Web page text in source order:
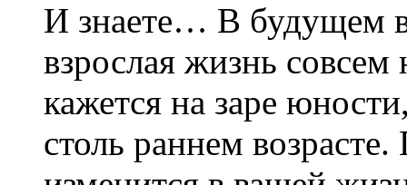
И знаете… В будущем
взрослая жизнь совсем
кажется на заре
столь раннем